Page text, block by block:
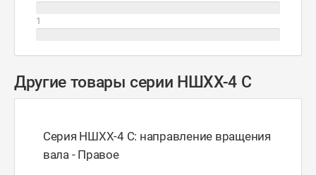
1
Другие товары серии НШXX-4 C
Серия НШXX-4 C: направление вращения
вала - Правое